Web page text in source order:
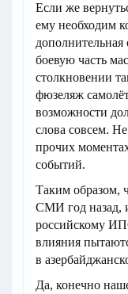
Если же
ему необходим
дополнительная
боевую часть
столкновении
фюзеляж
возможности
слова совсем.
прочих
событий.
Таким образом,
СМИ год назад,
российскому
влияния
в
Да, конечно